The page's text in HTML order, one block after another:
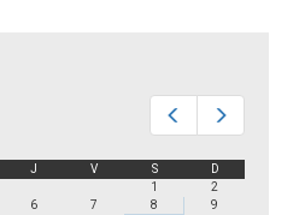
Anterior
J V S
D
1
2
6 7 8 9